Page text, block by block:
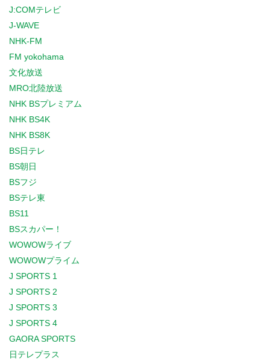
J:COMテレビ
J-WAVE
NHK-FM
FM yokohama
文化放送
MRO北陸放送
NHK BSプレミアム
NHK BS4K
NHK BS8K
BS日テレ
BS朝日
BSフジ
BSテレ東
BS11
BSスカパー！
WOWOWライブ
WOWOWプライム
J SPORTS 1
J SPORTS 2
J SPORTS 3
J SPORTS 4
GAORA SPORTS
日テレプラス